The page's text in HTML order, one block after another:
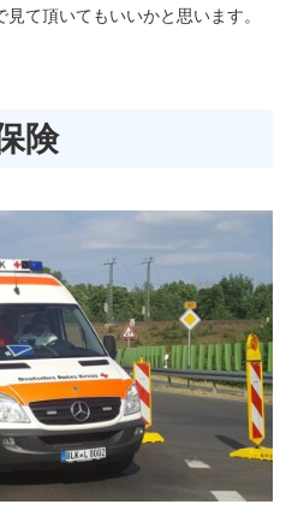
て頂いてもいいかと思います。
険